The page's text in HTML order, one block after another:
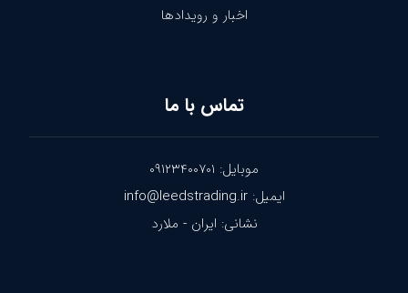
اخبار و رویدادها
تماس با ما
موبایل: ۰۹۱۲۳۴۰۰۷۰۱
ایمیل: info@leedstrading.ir
نشانی: ایران - ملارد